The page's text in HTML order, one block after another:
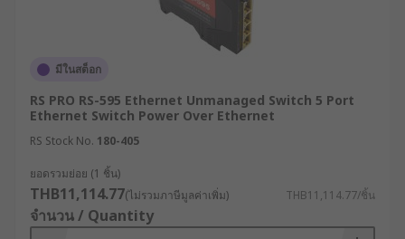
1. Managed Network Switch
นี่คืออุปกรณ์เครือข่ายระดับท็อปคลาส ที่มอบอิสระใน
การปรับแต่งอย่างสูงสุด Managed Network Switch
อนุญาตให้ผู้ดูแลระบบไอทีเข้าไปตั้งค่าจัดการแบนด์วิด
ท์ ตรวจสอบสถานะการทำงานผ่านโปรโตคอลอย่าง
SNMP และกำหนดนโยบายความปลอดภัยเครือข่ายได้
อย่างละเอียดถี่ถ้วน อุปกรณ์ประเภทนี้มีอินเทอร์เฟซผู้
ใช้ที่ช่วยให้การมอนิเตอร์ระบบที่ซับซ้อนเป็นเรื่องง่าย
เหมาะอย่างยิ่งสำหรับเครือข่ายองค์กรขนาดกลางถึง
ขนาดใหญ่ หรือในโรงงานที่มีการวางระบบ OT ควบคู่
มีในสต็อก
RS PRO RS-595 Ethernet Unmanaged Switch 5 Port
Ethernet Switch Power Over Ethernet
RS Stock No. 180-405
ยอดรวมย่อย (1 ชิ้น)
THB11,114.77(ไม่รวมภาษีมูลค่าเพิ่ม) THB11,114.77/ชิ้น
จำนวน / Quantity